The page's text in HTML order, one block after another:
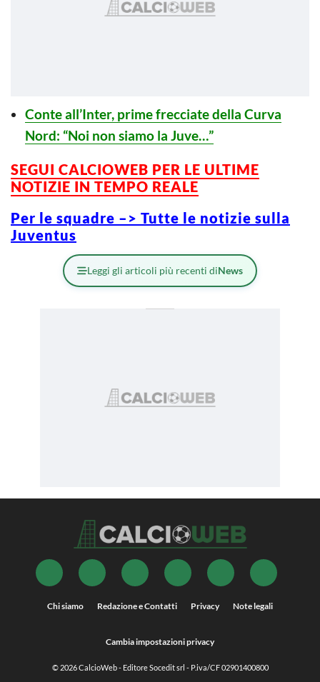
Conte all’Inter, prime frecciate della Curva
Nord: “Noi non siamo la Juve…”
SEGUI CALCIOWEB PER LE ULTIME
NOTIZIE IN TEMPO REALE
Per le squadre –> Tutte le notizie sulla
Juventus
Leggi gli articoli più recenti diNews
Chi siamo Redazione e Contatti Privacy Note legali
Cambia impostazioni privacy
© 2026CalcioWeb- Editore Socedit srl - P.iva/CF 02901400800